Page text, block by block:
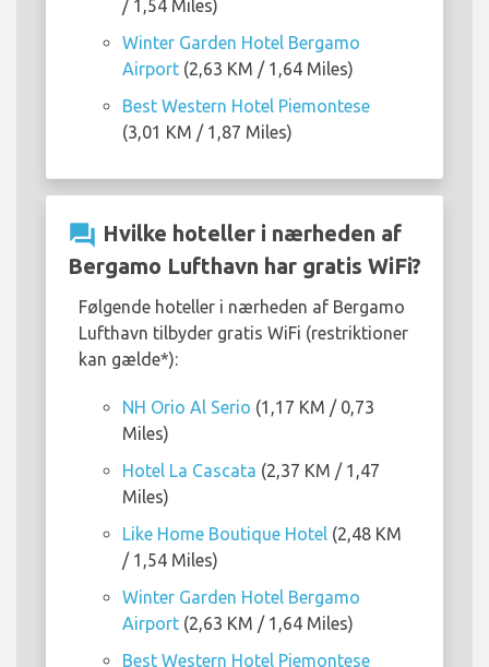
/ 1,54 Miles)
Winter Garden Hotel Bergamo
Airport (2,63 KM / 1,64 Miles)
Best Western Hotel Piemontese
(3,01 KM / 1,87 Miles)
question_answer Hvilke hoteller i nærheden af
Bergamo Lufthavn har gratis WiFi?
Følgende hoteller i nærheden af Bergamo
Lufthavn tilbyder gratis WiFi (restriktioner
kan gælde*):
NH Orio Al Serio (1,17 KM / 0,73
Miles)
Hotel La Cascata (2,37 KM / 1,47
Miles)
Like Home Boutique Hotel (2,48 KM
/ 1,54 Miles)
Winter Garden Hotel Bergamo
Airport (2,63 KM / 1,64 Miles)
Best Western Hotel Piemontese